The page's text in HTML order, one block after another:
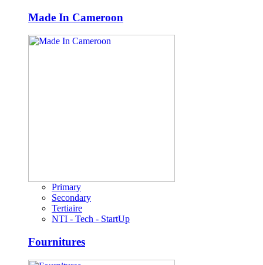
Made In Cameroon
Primary
Secondary
Tertiaire
NTI - Tech - StartUp
Fournitures